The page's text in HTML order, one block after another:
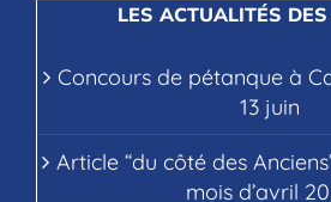
LES ACTUALITÉS
Concours de pétanque à
13 juin
Article “du côté des
mois d’avril